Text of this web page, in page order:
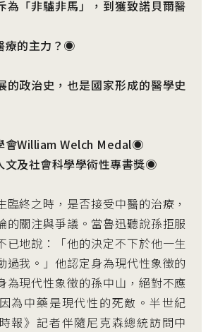
為「非驢非馬」，到獲致諾貝爾醫
療的主力？◉
政治史，也是國家形成的醫學史
會William Welch Medal◉
及社會科學學術性專書獎◉
臨終之時，是否接受中醫的治療，
的關注與爭議。當魯迅聽說孫拒服
已地說：「他的決定不下於他一生
過我。」他認定身為現代性象徵的
為現代性象徵的孫中山，絕對不應
為中藥是現代性的死敵。半世紀
報》記者伴隨尼克森總統訪問中